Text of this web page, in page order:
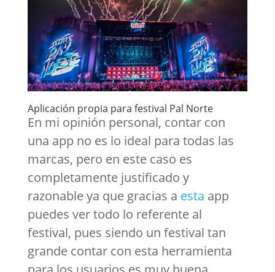
Aplicación propia para festival Pal Norte
En mi opinión personal, contar con
una app no es lo ideal para todas las
marcas, pero en este caso es
completamente justificado y
razonable ya que gracias a esta app
puedes ver todo lo referente al
festival, pues siendo un festival tan
grande contar con esta herramienta